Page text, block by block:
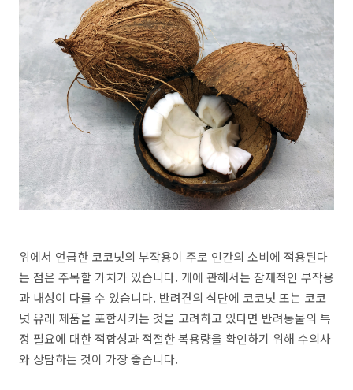
위에서 언급한 코코넛의 부작용이 주로 인간의 소비에 적용된다
는 점은 주목할 가치가 있습니다. 개에 관해서는 잠재적인 부작용
과 내성이 다를 수 있습니다. 반려견의 식단에 코코넛 또는 코코
넛 유래 제품을 포함시키는 것을 고려하고 있다면 반려동물의 특
정 필요에 대한 적합성과 적절한 복용량을 확인하기 위해 수의사
와 상담하는 것이 가장 좋습니다.